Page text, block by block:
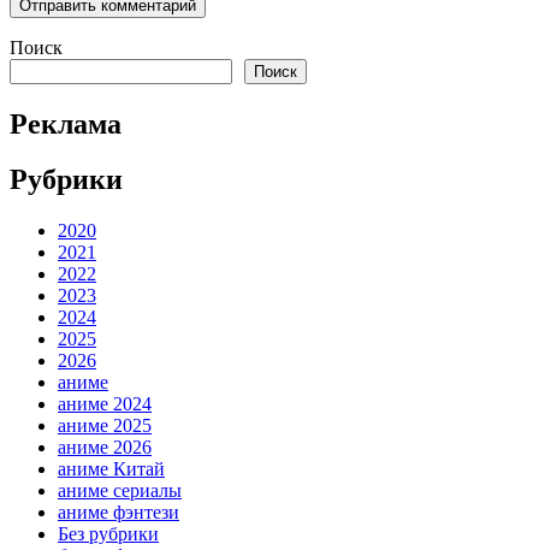
Поиск
Поиск
Реклама
Рубрики
2020
2021
2022
2023
2024
2025
2026
аниме
аниме 2024
аниме 2025
аниме 2026
аниме Китай
аниме сериалы
аниме фэнтези
Без рубрики